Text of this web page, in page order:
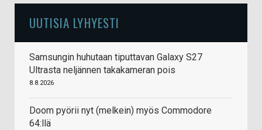
UUTISIA LYHYESTI
Samsungin huhutaan tiputtavan Galaxy S27
Ultrasta neljännen takakameran pois
8.8.2026
Doom pyörii nyt (melkein) myös Commodore
64:llä